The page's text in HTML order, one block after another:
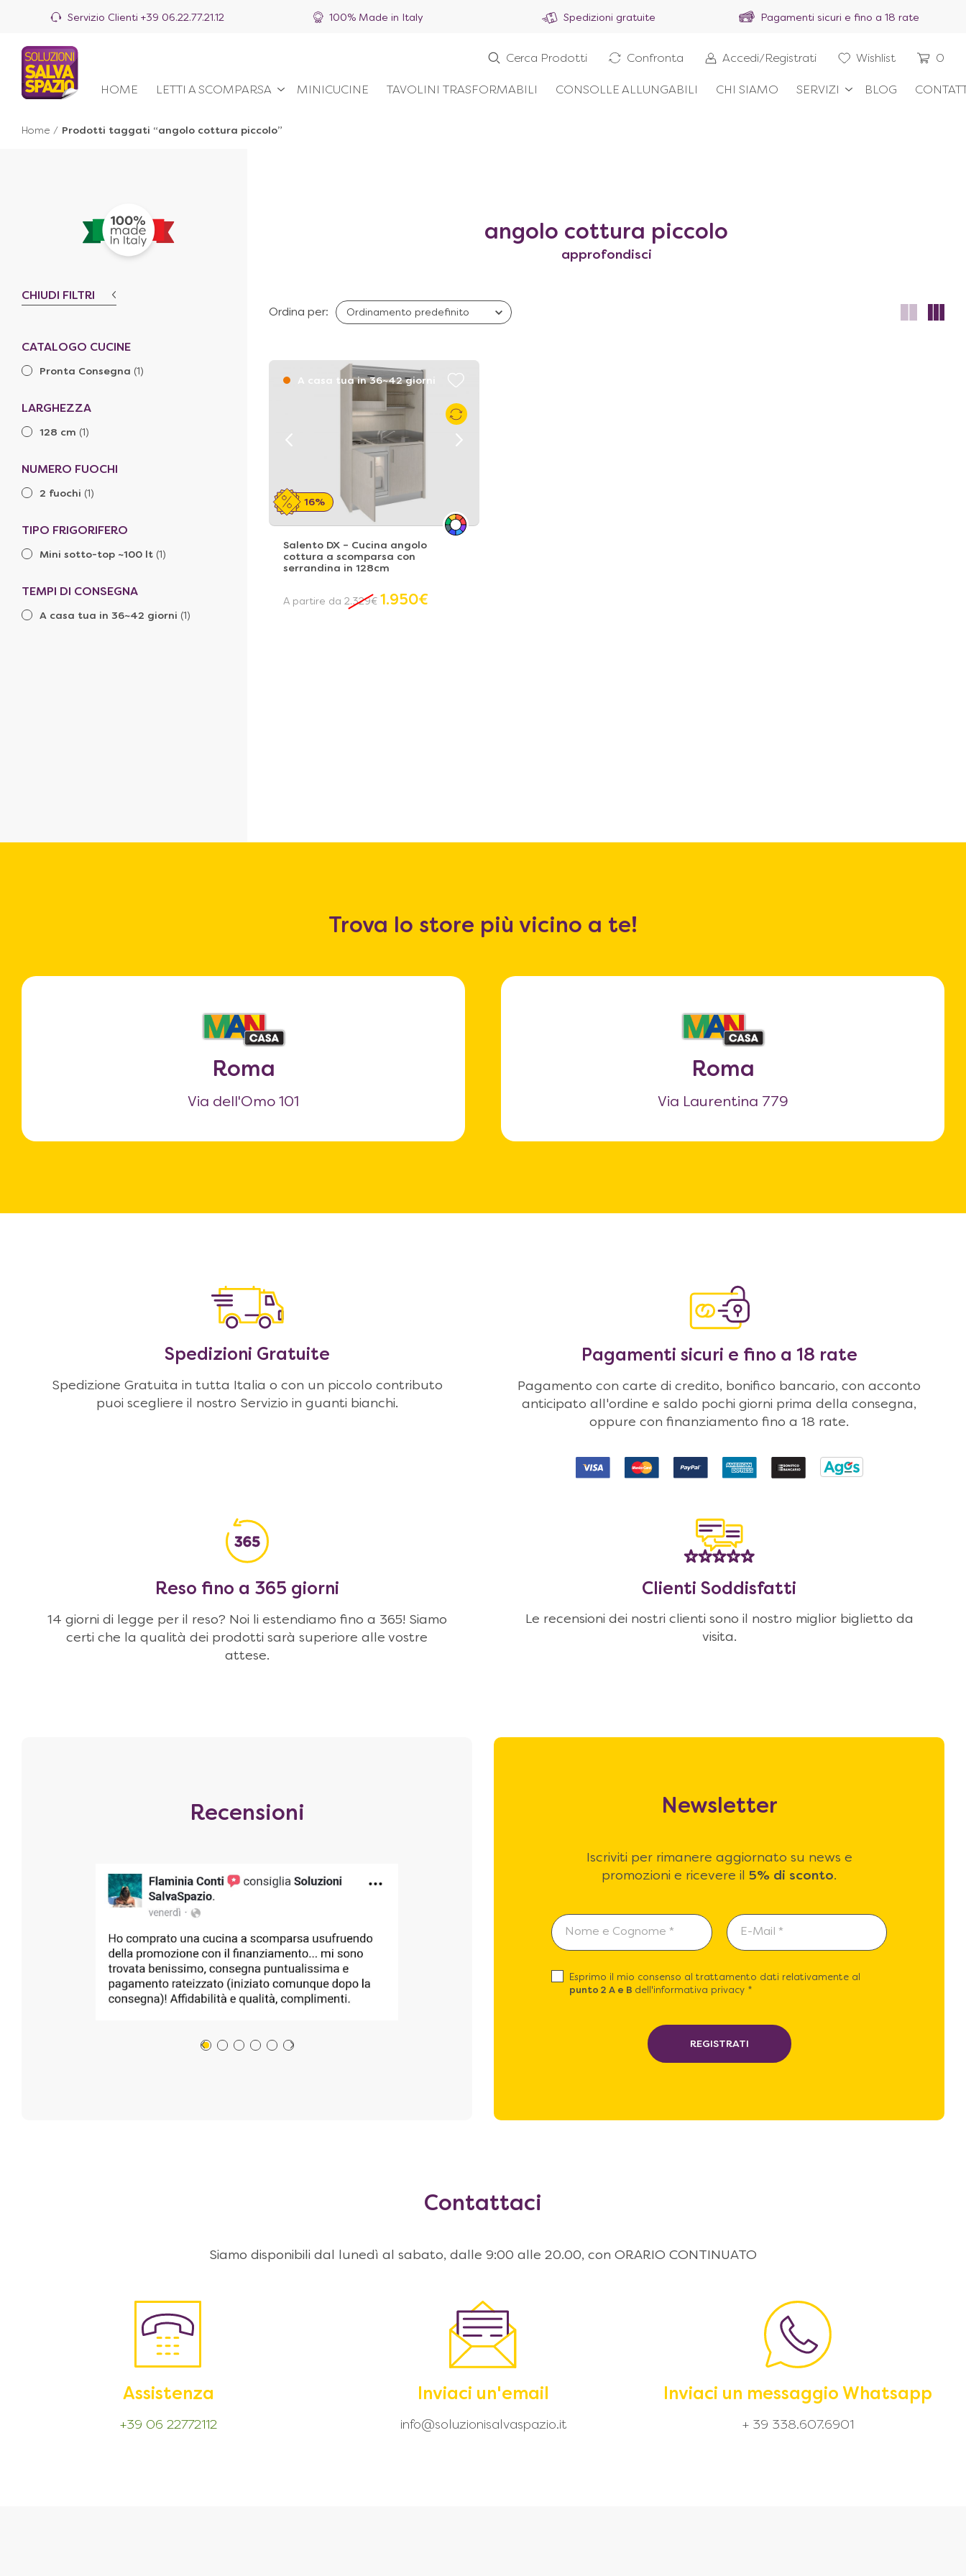
Servizio Clienti +39 06.22.77.21.12 100% Made in Italy Spedizioni gratuite Pagamenti sicuri e fino a 18 rate
HOME LETTI A SCOMPARSA MINICUCINE TAVOLINI TRASFORMABILI CONSOLLE ALLUNGABILI CHI SIAMO SERVIZI BLOG
Cerca Prodotti Confronta Accedi/Registrati Wishlist 0
Home / Prodotti taggati “angolo cottura piccolo”
CHIUDI FILTRI
CATALOGO CUCINE
Pronta Consegna (1)
LARGHEZZA
128 cm (1)
NUMERO FUOCHI
2 fuochi (1)
TIPO FRIGORIFERO
Mini sotto-top ~100 lt (1)
TEMPI DI CONSEGNA
A casa tua in 36~42 giorni (1)
angolo cottura piccolo
approfondisci
Ordina per:
A casa tua in 36~42 giorni
16%
Salento DX – Cucina angolo
cottura a scomparsa con
serrandina in 128cm
A partire da 2.329€ 1.950€
Trova lo store più vicino a te!
Roma
Via dell'Omo 101
Roma
Via Laurentina 779
Spedizioni Gratuite
Spedizione Gratuita in tutta Italia o con un piccolo contributo
puoi scegliere il nostro Servizio in guanti bianchi.
Pagamenti sicuri e fino a 18 rate
Pagamento con carte di credito, bonifico bancario, con acconto
anticipato all'ordine e saldo pochi giorni prima della consegna,
oppure con finanziamento fino a 18 rate.
Reso fino a 365 giorni
14 giorni di legge per il reso? Noi li estendiamo fino a 365! Siamo
certi che la qualità dei prodotti sarà superiore alle vostre
attese.
Clienti Soddisfatti
Le recensioni dei nostri clienti sono il nostro miglior biglietto da
visita.
Recensioni Newsletter
Iscriviti per rimanere aggiornato su news e
promozioni e ricevere il 5% di sconto.
Esprimo il mio consenso al trattamento dati relativamente al
punto 2 A e B dell'informativa privacy *
REGISTRATI
Contattaci
Siamo disponibili dal lunedì al sabato, dalle 9:00 alle 20.00, con ORARIO CONTINUATO
Assistenza
+39 06 22772112
Inviaci un'email
info@soluzionisalvaspazio.it
Inviaci un messaggio Whatsapp
+ 39 338.607.6901